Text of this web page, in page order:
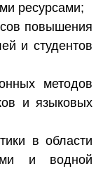
ресурсами;
повышения
и студентов
методов
и языковых
в области
и водной